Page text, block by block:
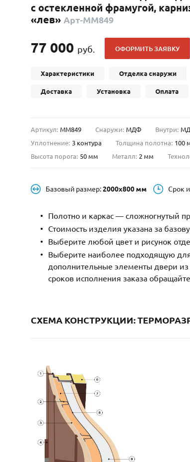
С отбойником(91)
С кнокером(94)
С импостами(73)
С карнизом (207)
с остекленной фрамугой,
«лев» Арт-ММ849
77 000 руб. ОФОРМИТЬ ЗАЯВКУ
Характеристики Отделка снаружи
Доставка Установка Оплата
Артикул: ММ849 Снаружи: МДФ Внутри:
Уплотнение: 3 контура Толщина полотна: 100
Высота порога: 50 мм Металл: 2 мм
Базовый размер:2000х800 мм Срок
Полотно и каркас — сложногнутый
Стоимость изделия указана за
Выберите любой цвет и рисунок
Выберите наиболее подходящую
дополнительные элементы двери
сроков исполнения заказа
СХЕМА КОНСТРУКЦИИ: